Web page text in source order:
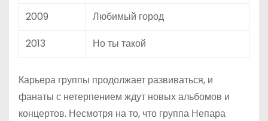
2009
Любимый город
2013
Но ты такой
Карьера группы продолжает развиваться, и
фанаты с нетерпением ждут новых альбомов и
концертов. Несмотря на то, что группа Непара